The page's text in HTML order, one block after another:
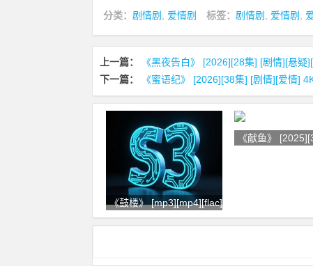
分类： 剧情剧 爱情剧 标签： 剧情剧 爱情剧
上一篇：
《黑夜告白》 [2026][28集] [剧情][悬疑
下一篇：
《蜜语纪》 [2026][38集] [剧情][爱情]
《鼓楼》 [mp3][mp4][flac] [赵雷
《献鱼》